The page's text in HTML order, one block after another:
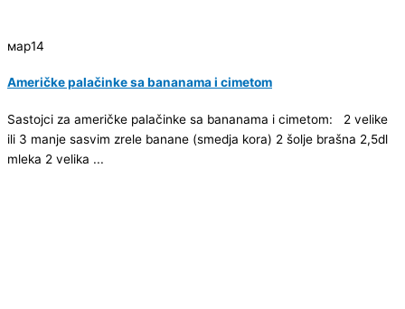
мар14
Američke palačinke sa bananama i cimetom
Sastojci za američke palačinke sa bananama i cimetom: 2 velike
ili 3 manje sasvim zrele banane (smedja kora) 2 šolje brašna 2,5dl
mleka 2 velika ...